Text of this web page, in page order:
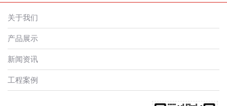
关于我们
产品展示
新闻资讯
工程案例